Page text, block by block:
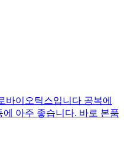
바이오틱스입니다 공복에
아주 좋습니다. 바로 본품